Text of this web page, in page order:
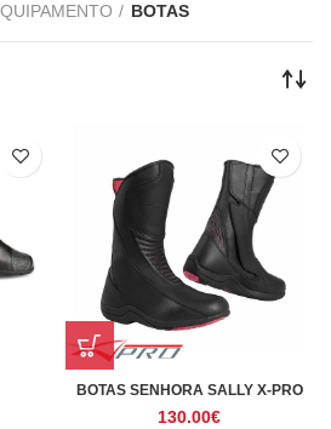
BOTAS
BOTAS SENHORA SALLY X-PRO
130.00€